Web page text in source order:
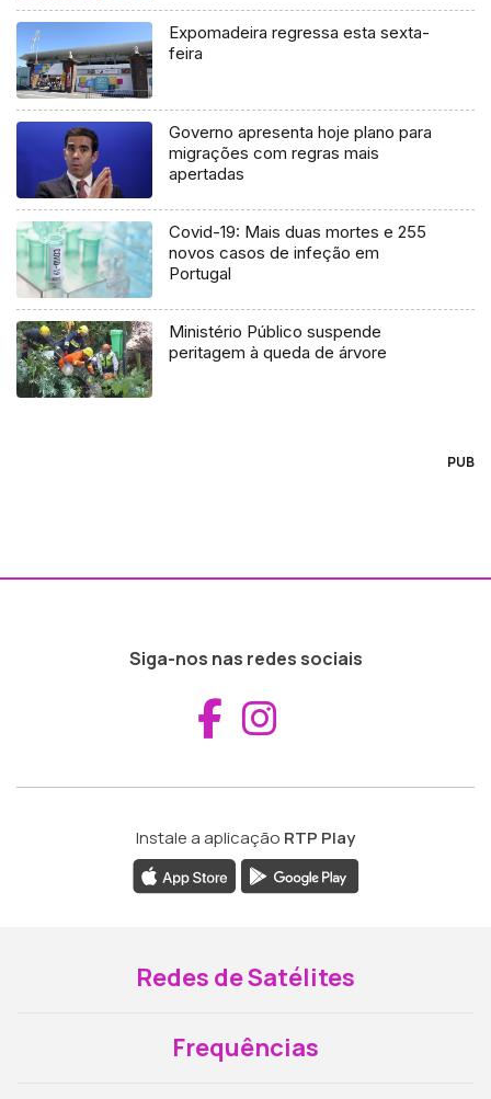
Expomadeira regressa esta sexta-
feira
Governo apresenta hoje plano para
migrações com regras mais
apertadas
Covid-19: Mais duas mortes e 255
novos casos de infeção em
Portugal
Ministério Público suspende
peritagem à queda de árvore
PUB
Siga-nos nas redes sociais
Aceder ao
Instale a aplicação RTP Play
Redes de Satélites
Frequências